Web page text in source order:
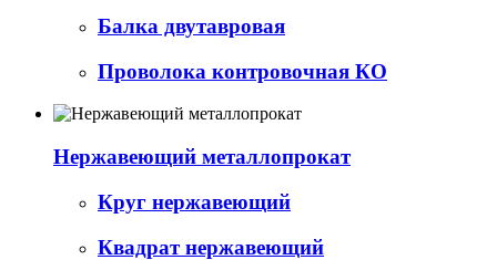
Балка двутавровая
Проволока контровочная КО
Нержавеющий металлопрокат
Круг нержавеющий
Квадрат нержавеющий